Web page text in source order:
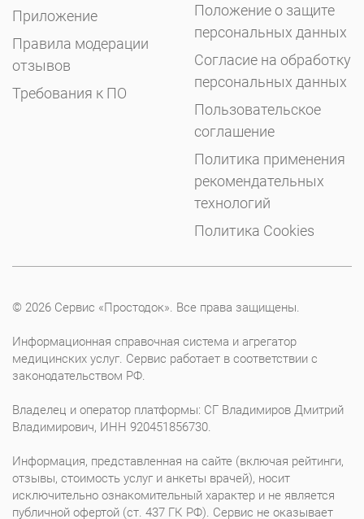
Приложение
Правила модерации
отзывов
Требования к ПО
Положение о защите
персональных данных
Согласие на обработку
персональных данных
Пользовательское
соглашение
Политика применения
рекомендательных
технологий
Политика Cookies
© 2026 Сервис «Простодок». Все права защищены.
Информационная справочная система и агрегатор
медицинских услуг. Сервис работает в соответствии с
законодательством РФ.
Владелец и оператор платформы: СГ Владимиров Дмитрий
Владимирович, ИНН 920451856730.
Информация, представленная на сайте (включая рейтинги,
отзывы, стоимость услуг и анкеты врачей), носит
исключительно ознакомительный характер и не является
публичной офертой (ст. 437 ГК РФ). Сервис не оказывает